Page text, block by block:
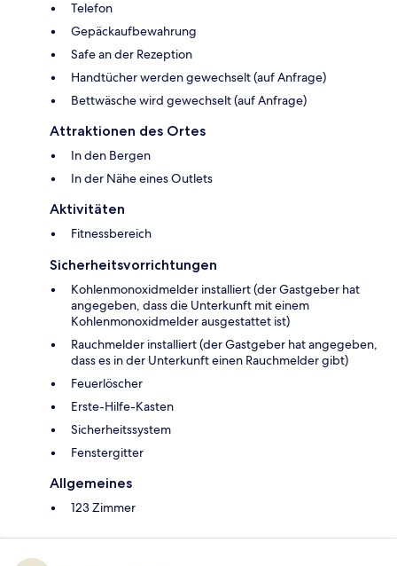
Telefon
Gepäckaufbewahrung
Safe an der Rezeption
Handtücher werden gewechselt (auf Anfrage)
Bettwäsche wird gewechselt (auf Anfrage)
Attraktionen des Ortes
In den Bergen
In der Nähe eines Outlets
Aktivitäten
Fitnessbereich
Sicherheitsvorrichtungen
Kohlenmonoxidmelder installiert (der Gastgeber hat
angegeben, dass die Unterkunft mit einem
Kohlenmonoxidmelder ausgestattet ist)
Rauchmelder installiert (der Gastgeber hat angegeben,
dass es in der Unterkunft einen Rauchmelder gibt)
Feuerlöscher
Ers­te-Hil­fe-Kas­ten
Sicherheitssystem
Fenstergitter
Allgemeines
123 Zimmer